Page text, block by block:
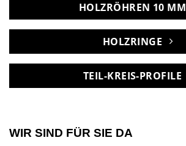
HOLZRÖHREN 10 MM
HOLZRINGE
TEIL-KREIS-PROFILE
WIR SIND FÜR SIE DA